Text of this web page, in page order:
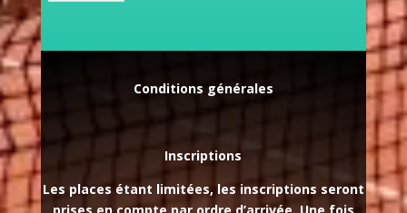
Conditions générales
Inscriptions
Les places étant limitées, les inscriptions seront